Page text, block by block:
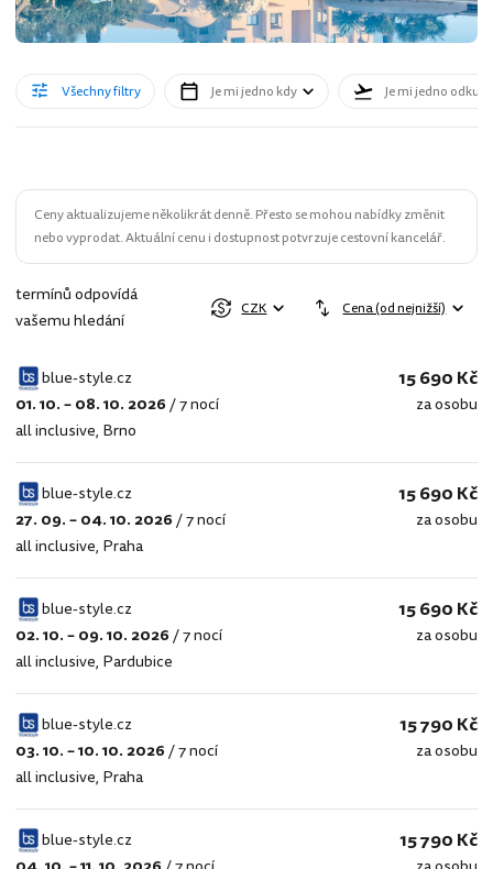
Všechny filtry Je mi jedno kdy Je mi jedno odkud
Ceny aktualizujeme několikrát denně. Přesto se mohou nabídky změnit
nebo vyprodat. Aktuální cenu i dostupnost potvrzuje cestovní kancelář.
termínů odpovídá
vašemu hledání
CZK Cena (od nejnižší)
blue-
style.cz
blue-style.cz
01. 10. – 08. 10. 2026/7 nocí
all inclusive, Brno
15 690 Kč
za osobu
blue-
style.cz
blue-style.cz
27. 09. – 04. 10. 2026/7 nocí
all inclusive, Praha
15 690 Kč
za osobu
blue-
style.cz
blue-style.cz
02. 10. – 09. 10. 2026/7 nocí
all inclusive, Pardubice
15 690 Kč
za osobu
blue-
style.cz
blue-style.cz
03. 10. – 10. 10. 2026/7 nocí
all inclusive, Praha
15 790 Kč
za osobu
blue-style.cz
15 790 Kč